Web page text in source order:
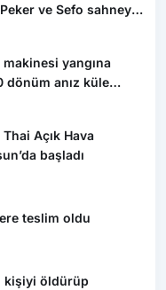
ve Sefo sahneyi
yangına
dönüm anız küle
Açık Hava
başladı
teslim oldu
kişiyi öldürüp